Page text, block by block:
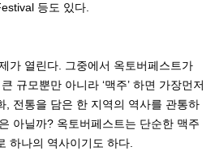
등도 있다.
가 열린다. 그중에서 옥토버페스트가
규모뿐만 아니라 ‘맥주’ 하면 가장먼저
, 전통을 담은 한 지역의 역사를 관통하
아닐까? 옥토버페스트는 단순한 맥주
하나의 역사이기도 하다.